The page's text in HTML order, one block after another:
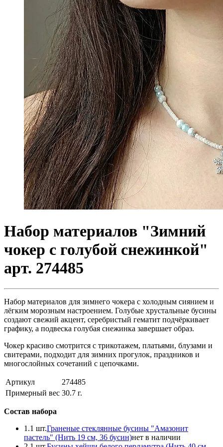
Набор материалов "Зимний
чокер с голубой снежинкой"
арт. 274485
Набор материалов для зимнего чокера с холодным сиянием и
лёгким морозным настроением. Голубые хрустальные бусины
создают свежий акцент, серебристый гематит подчёркивает
графику, а подвеска голубая снежинка завершает образ.
Чокер красиво смотрится с трикотажем, платьями, блузами и
свитерами, подходит для зимних прогулок, праздников и
многослойных сочетаний с цепочками.
Артикул
274485
Примерный вес 30.7 г.
Состав набора
1.1 шт.Граненые стеклянные бусины "Амазонит
пастель" (Нить 19 см, 36 бусин)нет в наличии